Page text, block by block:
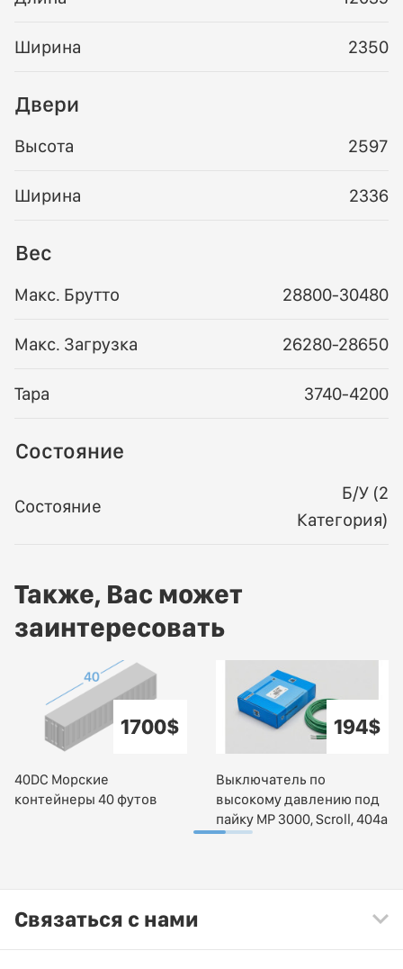
Ширина 2350
Двери
Высота 2597
Ширина 2336
Вес
Макс. Брутто 28800-30480
Макс. Загрузка 26280-28650
Тара 3740-4200
Состояние
Состояние
Б/У (2
Категория)
Также, Вас может
заинтересовать
1700$
40DC Морские
контейнеры 40 футов
194$
Выключатель по
высокому давлению под
пайку MP 3000, Scroll, 404a
Связаться с нами